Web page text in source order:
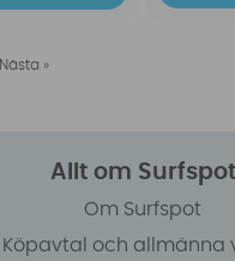
Nästa »
Allt om Surfspot
Om Surfspot
Köpavtal och allmänna